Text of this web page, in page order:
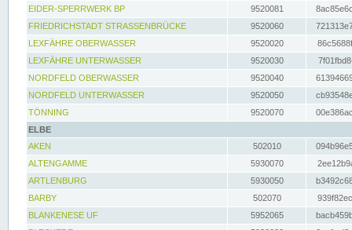
EIDER-SPERRWERK BP
9520081
FRIEDRICHSTADT STRASSENBRÜCKE
9520060
LEXFÄHRE OBERWASSER
9520020
LEXFÄHRE UNTERWASSER
9520030
NORDFELD OBERWASSER
9520040
NORDFELD UNTERWASSER
9520050
TÖNNING
9520070
ELBE
AKEN
502010
ALTENGAMME
5930070
ARTLENBURG
5930050
BARBY
502070
BLANKENESE UF
5952065